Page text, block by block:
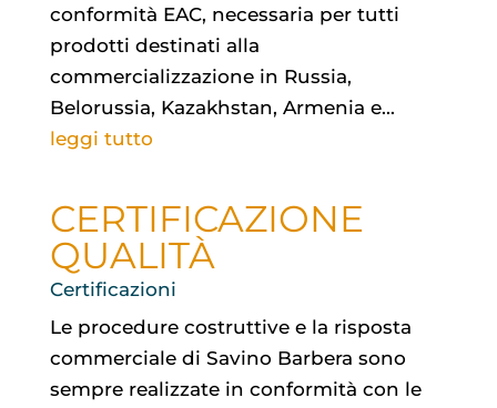
conformità EAC, necessaria per tutti
prodotti destinati alla
commercializzazione in Russia,
Belorussia, Kazakhstan, Armenia e...
leggi tutto
CERTIFICAZIONE
QUALITÀ
Certificazioni
Le procedure costruttive e la risposta
commerciale di Savino Barbera sono
sempre realizzate in conformità con le